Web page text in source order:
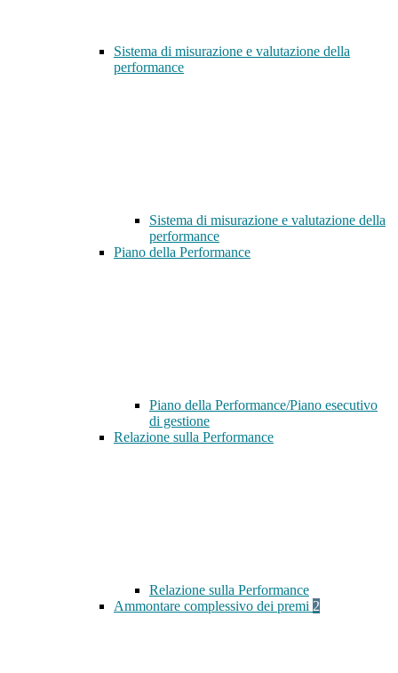
Sistema di misurazione e valutazione della
performance
Sistema di misurazione e valutazione della
performance
Piano della Performance
Piano della Performance/Piano esecutivo
di gestione
Relazione sulla Performance
Relazione sulla Performance
Ammontare complessivo dei premi 2